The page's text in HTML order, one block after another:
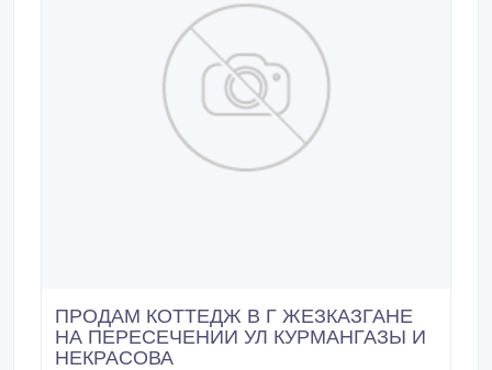
ПРОДАМ КОТТЕДЖ В Г ЖЕЗКАЗГАНЕ
НА ПЕРЕСЕЧЕНИИ УЛ КУРМАНГАЗЫ И
НЕКРАСОВА